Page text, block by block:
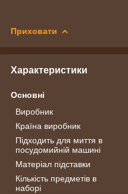
Приховати
Характеристики
Основні
Виробник
Країна виробник
Підходить для миття в
посудомийній машині
Матеріал підставки
Кількість предметів в
наборі